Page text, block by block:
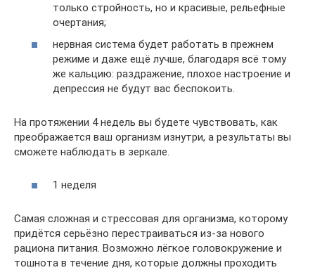
только стройность, но и красивые, рельефные
очертания;
нервная система будет работать в прежнем
режиме и даже ещё лучше, благодаря всё тому
же кальцию: раздражение, плохое настроение и
депрессия не будут вас беспокоить.
На протяжении 4 недель вы будете чувствовать, как
преображается ваш организм изнутри, а результаты вы
сможете наблюдать в зеркале.
1 неделя
Самая сложная и стрессовая для организма, которому
придётся серьёзно перестраиваться из-за нового
рациона питания. Возможно лёгкое головокружение и
тошнота в течение дня, которые должны проходить